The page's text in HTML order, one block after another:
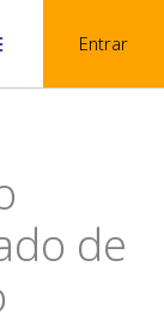
Entrar
de